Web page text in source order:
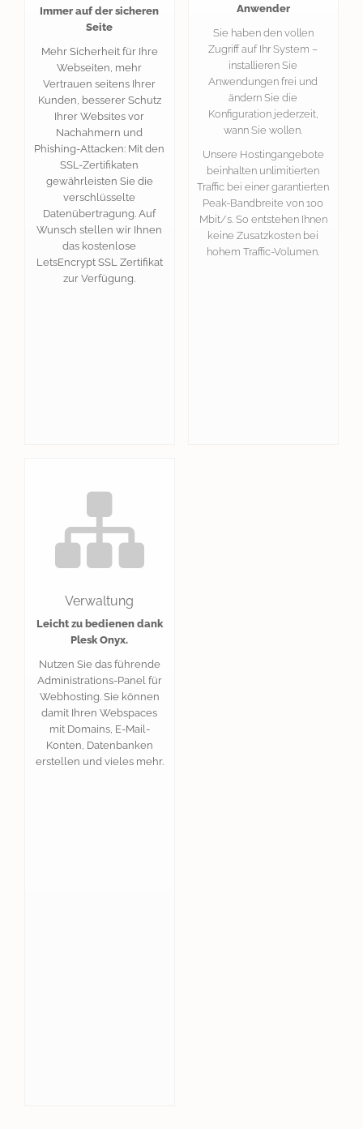
Immer auf der sicheren
Seite
Mehr Sicherheit für Ihre
Webseiten, mehr
Vertrauen seitens Ihrer
Kunden, besserer Schutz
Ihrer Websites vor
Nachahmern und
Phishing-Attacken: Mit den
SSL-Zertifikaten
gewährleisten Sie die
verschlüsselte
Datenübertragung. Auf
Wunsch stellen wir Ihnen
das kostenlose
LetsEncrypt SSL Zertifikat
zur Verfügung.
Anwender
Sie haben den vollen
Zugriff auf Ihr System –
installieren Sie
Anwendungen frei und
ändern Sie die
Konfiguration jederzeit,
wann Sie wollen.
Unsere Hostingangebote
beinhalten unlimitierten
Traffic bei einer garantierten
Peak-Bandbreite von 100
Mbit/s. So entstehen Ihnen
keine Zusatzkosten bei
hohem Traffic-Volumen.
Verwaltung
Leicht zu bedienen dank
Plesk Onyx.
Nutzen Sie das führende
Administrations-Panel für
Webhosting. Sie können
damit Ihren Webspaces
mit Domains, E-Mail-
Konten, Datenbanken
erstellen und vieles mehr.